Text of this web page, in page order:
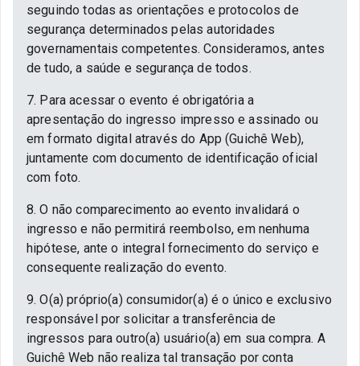
seguindo todas as orientações e protocolos de
segurança determinados pelas autoridades
governamentais competentes. Consideramos, antes
de tudo, a saúde e segurança de todos.
7. Para acessar o evento é obrigatória a
apresentação do ingresso impresso e assinado ou
em formato digital através do App (Guichê Web),
juntamente com documento de identificação oficial
com foto.
8. O não comparecimento ao evento invalidará o
ingresso e não permitirá reembolso, em nenhuma
hipótese, ante o integral fornecimento do serviço e
consequente realização do evento.
9. O(a) próprio(a) consumidor(a) é o único e exclusivo
responsável por solicitar a transferência de
ingressos para outro(a) usuário(a) em sua compra. A
Guichê Web não realiza tal transação por conta